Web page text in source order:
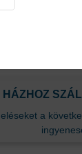
is méri, ha
világítás a
HÁZHOZ
a